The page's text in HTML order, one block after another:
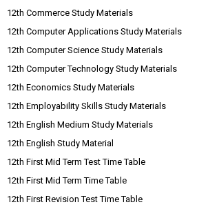
12th Commerce Study Materials
12th Computer Applications Study Materials
12th Computer Science Study Materials
12th Computer Technology Study Materials
12th Economics Study Materials
12th Employability Skills Study Materials
12th English Medium Study Materials
12th English Study Material
12th First Mid Term Test Time Table
12th First Mid Term Time Table
12th First Revision Test Time Table